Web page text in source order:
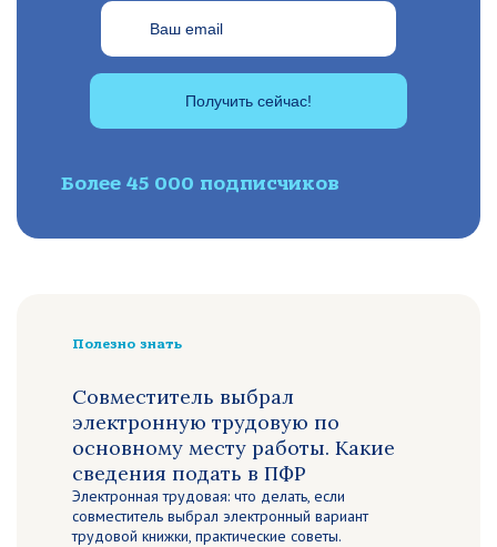
Получить сейчас!
Более 45 000 подписчиков
Полезно знать
Совместитель выбрал
электронную трудовую по
основному месту работы. Какие
сведения подать в ПФР
Электронная трудовая: что делать, если
совместитель выбрал электронный вариант
трудовой книжки, практические советы.